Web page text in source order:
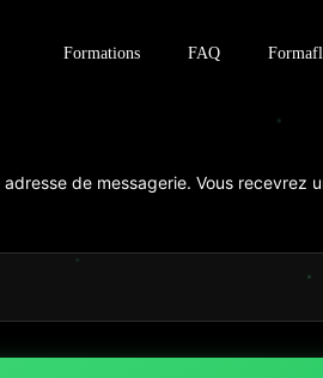
Formations FAQ
de messagerie. Vous recevrez